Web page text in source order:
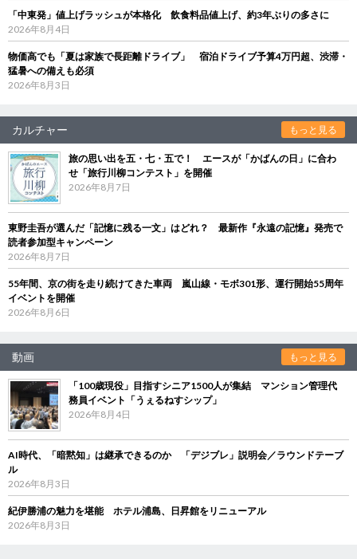
「中東発」値上げラッシュが本格化 飲食料品値上げ、約3年ぶりの多さに
2026年8月4日
物価高でも「夏は家族で長距離ドライブ」 宿泊ドライブ予算4万円超、渋滞・
猛暑への備えも必須
2026年8月3日
カルチャー もっと見る
旅の思い出を五・七・五で！ エースが「かばんの日」に合わ
せ「旅行川柳コンテスト」を開催
2026年8月7日
東野圭吾が選んだ「記憶に残る一文」はどれ？ 最新作『永遠の記憶』発売で
読者参加型キャンペーン
2026年8月7日
55年間、京の街を走り続けてきた車両 嵐山線・モボ301形、運行開始55周年
イベントを開催
2026年8月6日
動画 もっと見る
「100歳現役」目指すシニア1500人が集結 マンション管理代
務員イベント「うぇるねすシップ」
2026年8月4日
AI時代、「暗黙知」は継承できるのか 「デジブレ」説明会／ラウンドテーブ
ル
2026年8月3日
紀伊勝浦の魅力を堪能 ホテル浦島、日昇館をリニューアル
2026年8月3日